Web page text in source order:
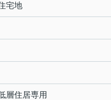
宅地
層住居専用